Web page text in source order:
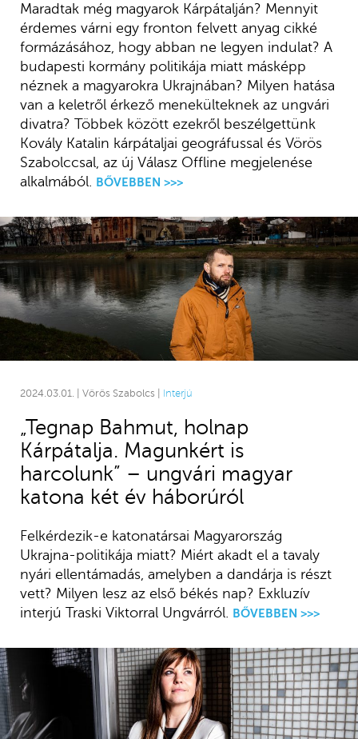
Maradtak még magyarok Kárpátalján? Mennyit
érdemes várni egy fronton felvett anyag cikké
formázásához, hogy abban ne legyen indulat? A
budapesti kormány politikája miatt másképp
néznek a magyarokra Ukrajnában? Milyen hatása
van a keletről érkező menekülteknek az ungvári
divatra? Többek között ezekről beszélgettünk
Kovály Katalin kárpátaljai geográfussal és Vörös
Szabolccsal, az új Válasz Offline megjelenése
alkalmából. BŐVEBBEN >>>
2024.03.01. | Vörös Szabolcs | Interjú
„Tegnap Bahmut, holnap
Kárpátalja. Magunkért is
harcolunk” – ungvári magyar
katona két év háborúról
Felkérdezik-e katonatársai Magyarország
Ukrajna-politikája miatt? Miért akadt el a tavaly
nyári ellentámadás, amelyben a dandárja is részt
vett? Milyen lesz az első békés nap? Exkluzív
interjú Traski Viktorral Ungvárról.
BŐVEBBEN >>>